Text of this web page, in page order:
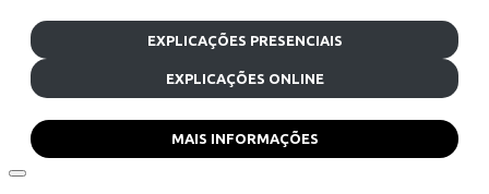
EXPLICAÇÕES PRESENCIAIS
EXPLICAÇÕES ONLINE
MAIS INFORMAÇÕES